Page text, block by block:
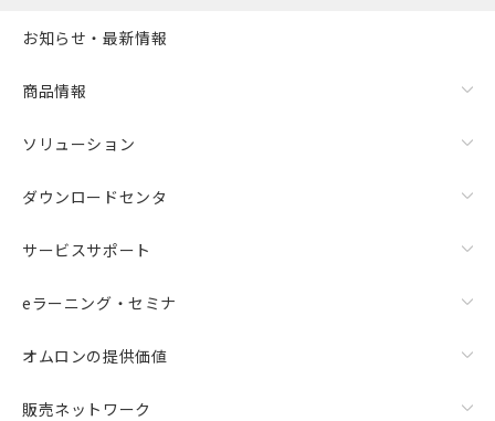
お知らせ・最新情報
商品情報
ソリューション
ダウンロードセンタ
サービスサポート
eラーニング・セミナ
オムロンの提供価値
販売ネットワーク